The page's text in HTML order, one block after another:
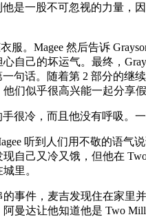
是一股不可忽视的力量，
。Magee 然后告诉
己的坏运气。最终，
话。随着第 2 部分的继
们似乎很高兴能一起分享
很冷，而且他没有呼吸。
听到人们用不敬的语气
自己又冷又饿，但他在
里。
事件，麦吉发现住在家里
曼达让他知道他是 Two